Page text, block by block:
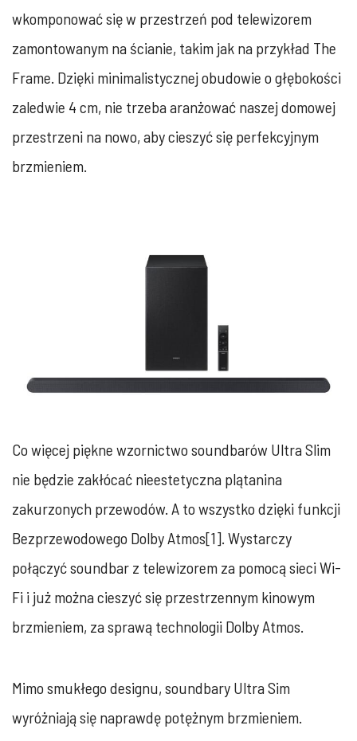
wkomponować się w przestrzeń pod telewizorem
zamontowanym na ścianie, takim jak na przykład The
Frame. Dzięki minimalistycznej obudowie o głębokości
zaledwie 4 cm, nie trzeba aranżować naszej domowej
przestrzeni na nowo, aby cieszyć się perfekcyjnym
brzmieniem.
Co więcej piękne wzornictwo soundbarów Ultra Slim
nie będzie zakłócać nieestetyczna plątanina
zakurzonych przewodów. A to wszystko dzięki funkcji
Bezprzewodowego Dolby Atmos[1]. Wystarczy
połączyć soundbar z telewizorem za pomocą sieci Wi-
Fi i już można cieszyć się przestrzennym kinowym
brzmieniem, za sprawą technologii Dolby Atmos.
Mimo smukłego designu, soundbary Ultra Sim
wyróżniają się naprawdę potężnym brzmieniem.